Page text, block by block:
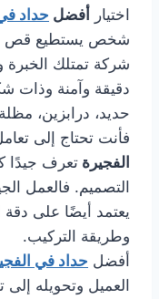
اختيار أفضل حداد
شخص يستطيع قص
شركة تمتلك الخبرة
دقيقة وآمنة وذات
حديد، درابزين،
فأنت تحتاج إلى
الفجيرة تعرف جيدًا
التصميم. فالعمل
يعتمد أيضًا على دقة
وطريقة التركيب.
أفضل حداد في
العميل وتحويله